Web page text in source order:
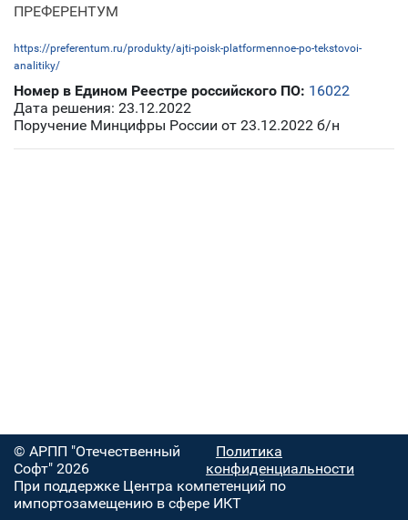
ПРЕФЕРЕНТУМ
https://preferentum.ru/produkty/ajti-poisk-platformennoe-po-tekstovoi-
analitiky/
Номер в Едином Реестре российского ПО: 16022
Дата решения: 23.12.2022
Поручение Минцифры России от 23.12.2022 б/н
© АРПП "Отечественный
Софт" 2026
Политика
конфиденциальности
При поддержке Центра компетенций по
импортозамещению в сфере ИКТ